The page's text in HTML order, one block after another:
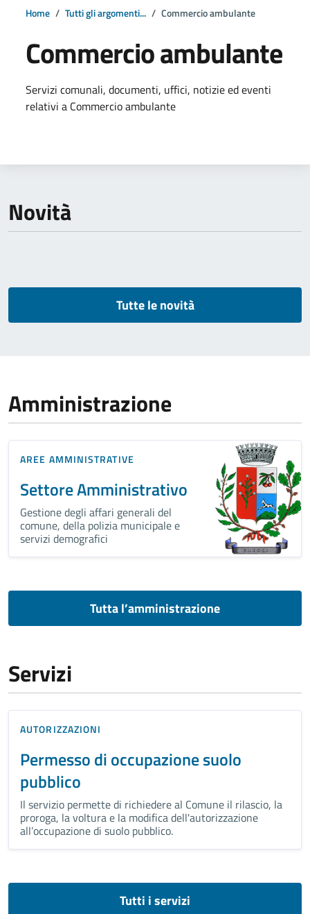
Home Tutti gli argomenti... Commercio ambulante
Commercio ambulante
Dettagli della notizia
Servizi comunali, documenti, uffici, notizie ed eventi
relativi a Commercio ambulante
Novità
Tutte le novità
Amministrazione
AREE AMMINISTRATIVE
Settore Amministrativo
Gestione degli affari generali del
comune, della polizia municipale e
servizi demografici
Tutta l’amministrazione
Servizi
AUTORIZZAZIONI
Permesso di occupazione suolo
pubblico
Il servizio permette di richiedere al Comune il rilascio, la
proroga, la voltura e la modifica dell'autorizzazione
all’occupazione di suolo pubblico.
Tutti i servizi